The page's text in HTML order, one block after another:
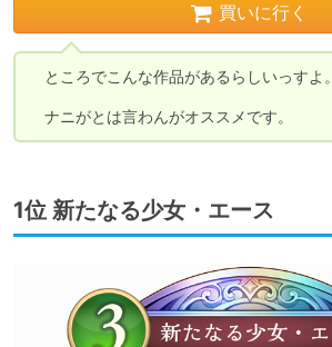
買いに行く
ところでこんな作品があるらしいっすよ。
ナニがとは言わんがオススメです。
1位 新たなる少女・エース